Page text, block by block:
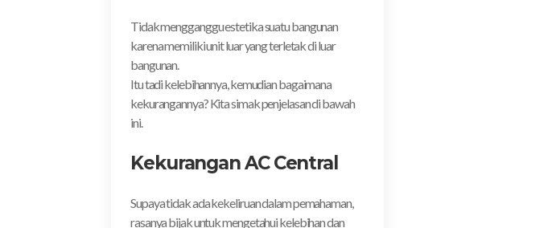
Tidak mengganggu estetika suatu bangunan
karena memiliki unit luar yang terletak di luar
bangunan.
Itu tadi kelebihannya, kemudian bagaimana
kekurangannya? Kita simak penjelasan di bawah
ini.
Kekurangan AC Central
Supaya tidak ada kekeliruan dalam pemahaman,
rasanya bijak untuk mengetahui kelebihan dan